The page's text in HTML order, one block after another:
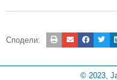
Сподели:
© 2023,